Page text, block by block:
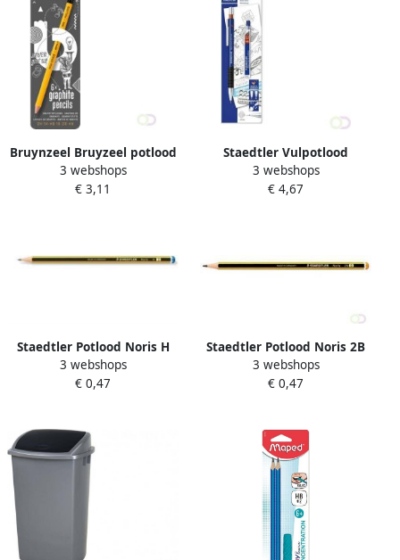
Bruynzeel Bruyzeel potlood
blikken doos met 6 stuks in
geassorteerde hardheden
3 webshops
€ 3,11
Staedtler Vulpotlood
Marsmicro 0.5mm + extra
fijnstiften
3 webshops
€ 4,67
Staedtler Potlood Noris H
3 webshops
€ 0,47
Staedtler Potlood Noris 2B
3 webshops
€ 0,47